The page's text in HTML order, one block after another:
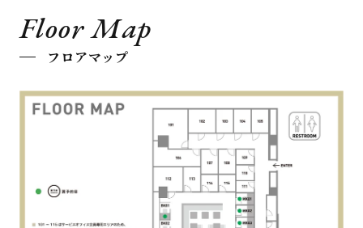
Floor Map
フロアマップ